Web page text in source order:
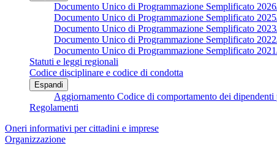
Documento Unico di Programmazione Semplificato
Documento Unico di Programmazione Semplificato
Documento Unico di Programmazione Semplificato
Documento Unico di Programmazione Semplificato
Documento Unico di Programmazione Semplificato
Statuti e leggi regionali
Codice disciplinare e codice di condotta
Espandi
Aggiornamento Codice di comportamento dei dipendenti
Regolamenti
Oneri informativi per cittadini e imprese
Organizzazione